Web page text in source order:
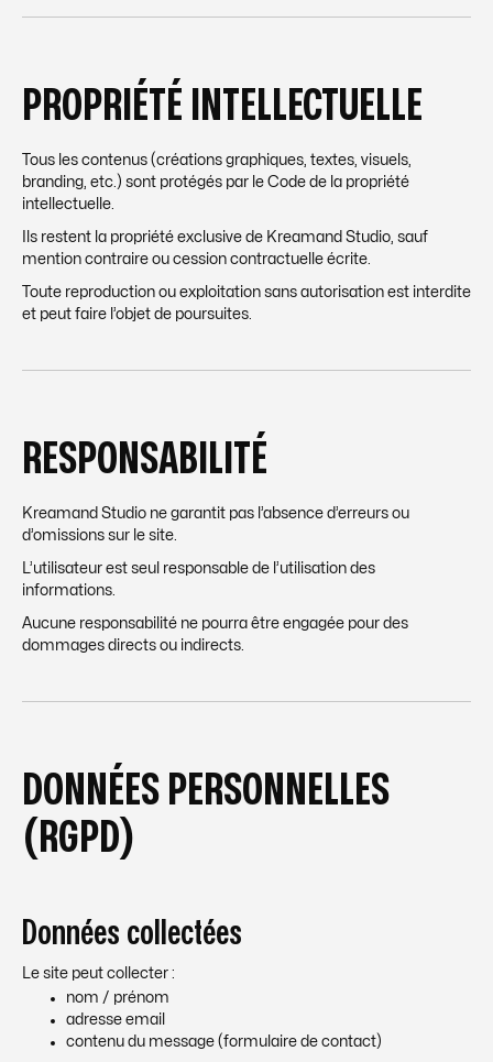
PROPRIÉTÉ INTELLECTUELLE
Tous les contenus (créations graphiques, textes, visuels,
branding, etc.) sont protégés par le Code de la propriété
intellectuelle.
Ils restent la propriété exclusive de Kreamand Studio, sauf
mention contraire ou cession contractuelle écrite.
Toute reproduction ou exploitation sans autorisation est interdite
et peut faire l’objet de poursuites.
RESPONSABILITÉ
Kreamand Studio ne garantit pas l’absence d’erreurs ou
d’omissions sur le site.
L’utilisateur est seul responsable de l’utilisation des
informations.
Aucune responsabilité ne pourra être engagée pour des
dommages directs ou indirects.
DONNÉES PERSONNELLES
(RGPD)
Données collectées
Le site peut collecter :
nom / prénom
adresse email
contenu du message (formulaire de contact)